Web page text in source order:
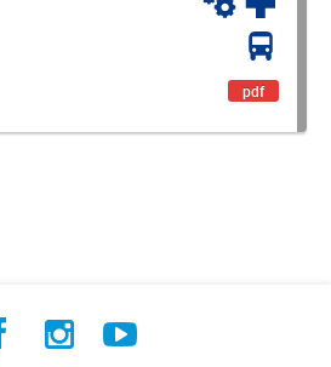
pdf